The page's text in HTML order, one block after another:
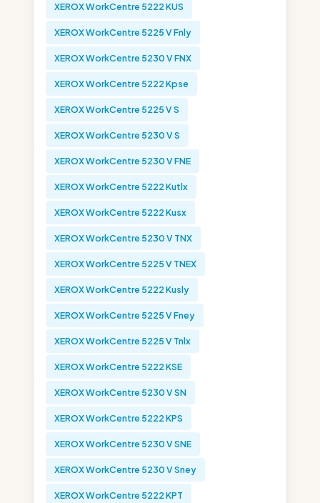
XEROX WorkCentre 5222 KUS
XEROX WorkCentre 5225 V Fnly
XEROX WorkCentre 5230 V FNX
XEROX WorkCentre 5222 Kpse
XEROX WorkCentre 5225 V S
XEROX WorkCentre 5230 V S
XEROX WorkCentre 5230 V FNE
XEROX WorkCentre 5222 Kutlx
XEROX WorkCentre 5222 Kusx
XEROX WorkCentre 5230 V TNX
XEROX WorkCentre 5225 V TNEX
XEROX WorkCentre 5222 Kusly
XEROX WorkCentre 5225 V Fney
XEROX WorkCentre 5225 V Tnlx
XEROX WorkCentre 5222 KSE
XEROX WorkCentre 5230 V SN
XEROX WorkCentre 5222 KPS
XEROX WorkCentre 5230 V SNE
XEROX WorkCentre 5230 V Sney
XEROX WorkCentre 5222 KPT